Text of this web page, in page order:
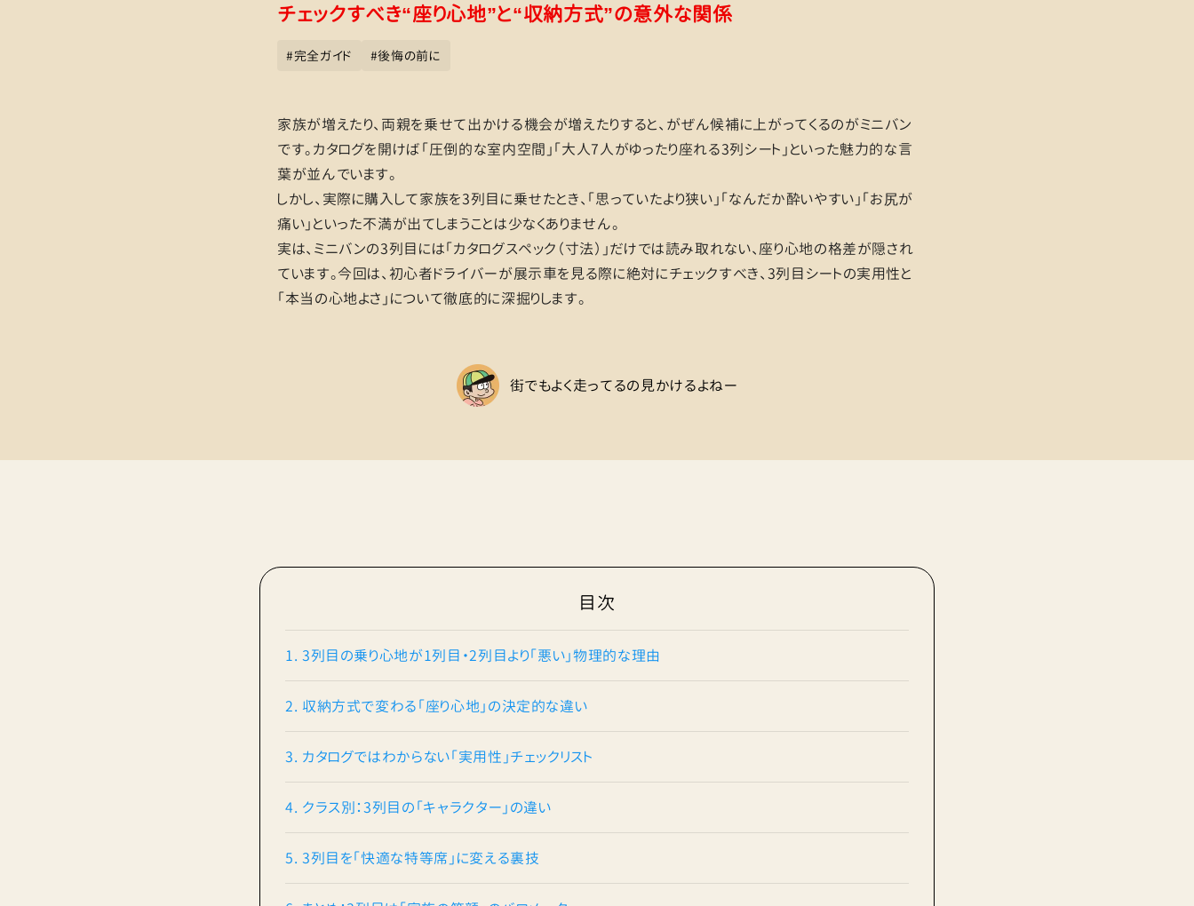
チェックすべき“座り心地”と“収納方式”の意外な関係
#完全ガイド #後悔の前に
家族が増えたり、両親を乗せて出かける機会が増えたりすると、がぜん候補に上がってくるのがミニバン
です。カタログを開けば「圧倒的な室内空間」「大人7人がゆったり座れる3列シート」といった魅力的な言
葉が並んでいます。
しかし、実際に購入して家族を3列目に乗せたとき、「思っていたより狭い」「なんだか酔いやすい」「お尻が
痛い」といった不満が出てしまうことは少なくありません。
実は、ミニバンの3列目には「カタログスペック（寸法）」だけでは読み取れない、座り心地の格差が隠され
ています。今回は、初心者ドライバーが展示車を見る際に絶対にチェックすべき、3列目シートの実用性と
「本当の心地よさ」について徹底的に深掘りします。
街でもよく走ってるの見かけるよねー
目次
1. 3列目の乗り心地が1列目・2列目より「悪い」物理的な理由
2. 収納方式で変わる「座り心地」の決定的な違い
3. カタログではわからない「実用性」チェックリスト
4. クラス別：3列目の「キャラクター」の違い
5. 3列目を「快適な特等席」に変える裏技